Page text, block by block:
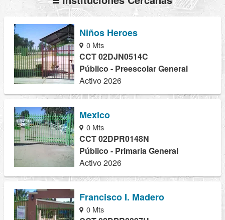
Niños Heroes
0 Mts
CCT 02DJN0514C
Público - Preescolar General
Activo 2026
Mexico
0 Mts
CCT 02DPR0148N
Público - Primaria General
Activo 2026
Francisco I. Madero
0 Mts